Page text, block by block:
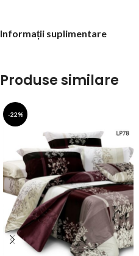
Informații suplimentare
Produse similare
-22%